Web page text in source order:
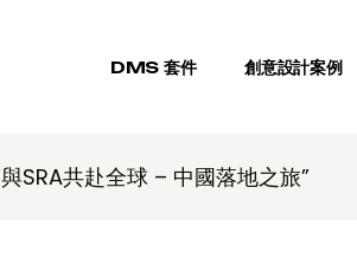
DMS 套件 創意設計案例
SRA共赴全球 – 中國落地之旅”